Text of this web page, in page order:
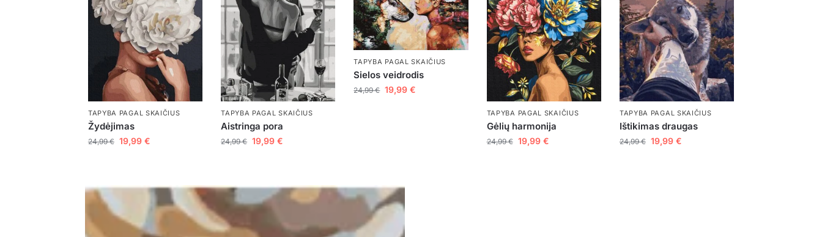
TAPYBA PAGAL SKAIČIUS
Žydėjimas
24,99€ 19,99 €
TAPYBA PAGAL SKAIČIUS
Aistringa pora
24,99€ 19,99€
TAPYBA PAGAL SKAIČIUS
Sielos veidrodis
24,99€ 19,99€
TAPYBA PAGAL SKAIČIUS
Gėlių harmonija
24,99€ 19,99 €
TAPYBA PAGAL SKAIČIUS
Ištikimas draugas
24,99€ 19,99 €